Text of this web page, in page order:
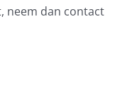
neem dan contact